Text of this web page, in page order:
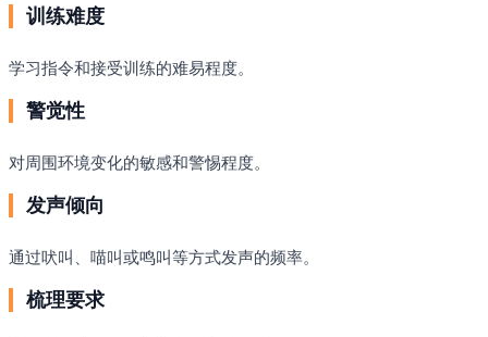
训练难度
学习指令和接受训练的难易程度。
警觉性
对周围环境变化的敏感和警惕程度。
发声倾向
通过吠叫、喵叫或鸣叫等方式发声的频率。
梳理要求